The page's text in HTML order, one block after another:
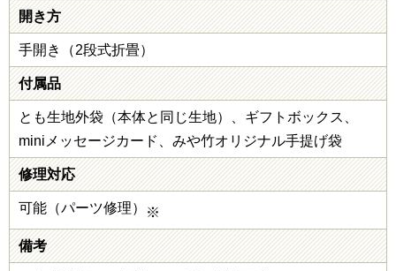
開き方
手開き（2段式折畳）
付属品
とも生地外袋（本体と同じ生地）、ギフトボックス、
miniメッセージカード、みや竹オリジナル手提げ袋
修理対応
可能（パーツ修理） ※
備考